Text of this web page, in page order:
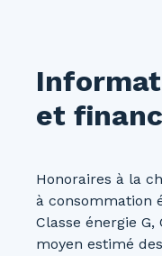
et
Honoraires à la
à consommation
Classe énergie
moyen estimé